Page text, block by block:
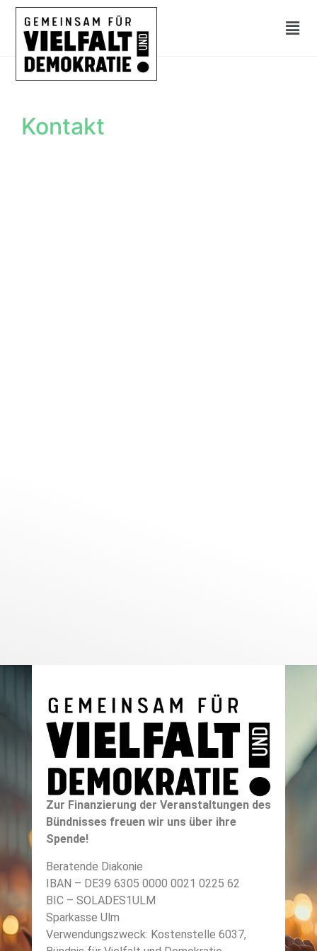
Kontakt
Zur Finanzierung der Veranstaltungen des
Bündnisses freuen wir uns über ihre
Spende!
Beratende Diakonie
IBAN – DE39 6305 0000 0021 0225 62
BIC – SOLADES1ULM
Sparkasse Ulm
Verwendungszweck: Kostenstelle 6037,